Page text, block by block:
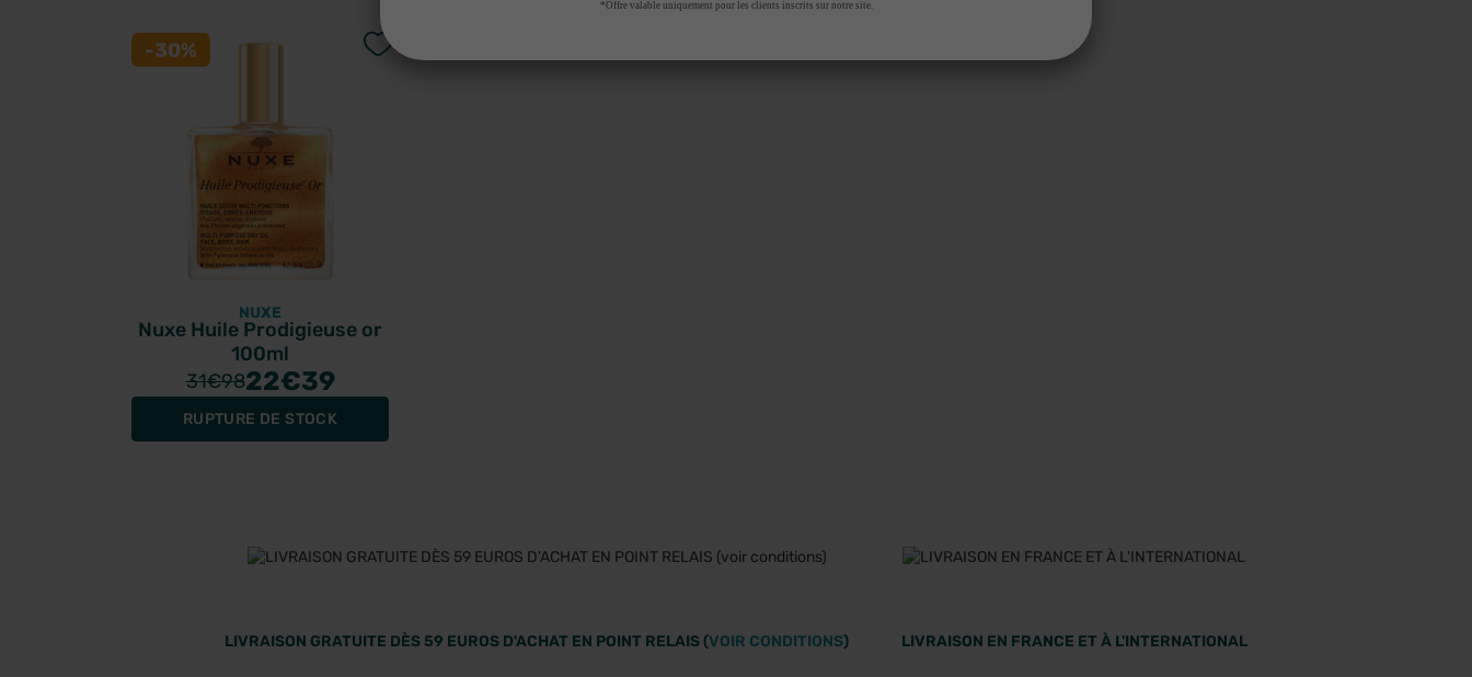
-30%
NUXE
Nuxe Huile Prodigieuse or
100ml
31€9822€39
RUPTURE DE STOCK
LIVRAISON GRATUITE DÈS 59 EUROS D'ACHAT EN POINT RELAIS (VOIR CONDITIONS) LIVRAISON EN FRANCE ET À L'INTERNATIONAL
*Offre valable uniquement pour les clients inscrits sur notre site.